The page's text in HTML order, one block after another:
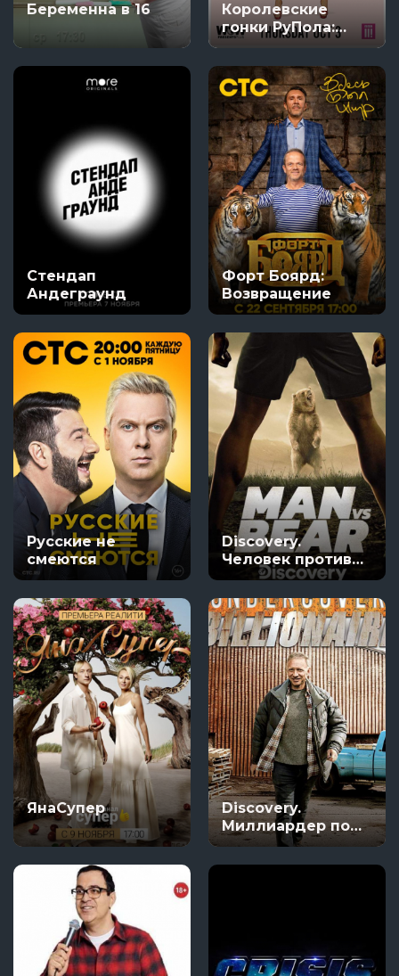
Беременна в 16
Королевские
гонки РуПола:
Британия
Стендап
Андеграунд
Форт Боярд:
Возвращение
Русские не
смеются
Discovery.
Человек против
медведя
ЯнаСупер
Discovery.
Миллиардер под
прикрытием